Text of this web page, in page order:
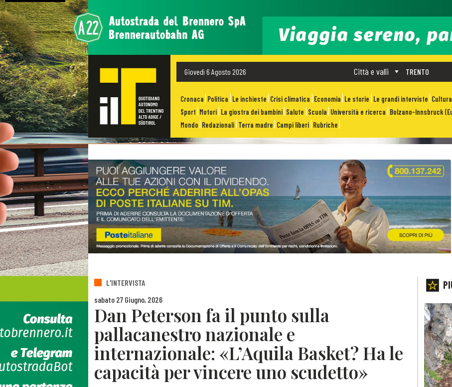
Giovedì 6 Agosto 2026 TRENTO
Città e valli
Cronaca Politica Le inchieste Crisi climatica Economia Le storie Le grandi interviste
Sport Motori La giostra dei bambini Salute Scuola Università e ricerca Bolzano-Innsbruck
Mondo Redazionali Terra madre Campi liberi Rubriche
L'INTERVISTA
sabato 27 Giugno, 2026
Dan Peterson fa il punto sulla
pallacanestro nazionale e
internazionale: «L’Aquila Basket? Ha le
capacità per vincere uno scudetto»